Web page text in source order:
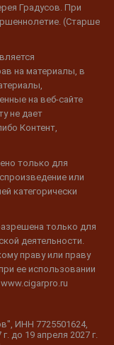
Градусов. При
(Старше
на материалы, в
на веб-сайте
не дает
Контент,
только для
или
категорически
только для
деятельности.
праву или праву
ее использовании
ИНН 7725501624,
до 19 апреля 2027 г.